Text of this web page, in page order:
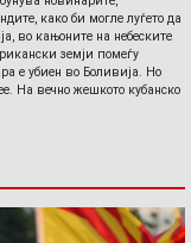
како би могле луѓето да
во кањоните на небеските
земји помеѓу
е убиен во Боливија. Но
На вечно жешкото кубанско